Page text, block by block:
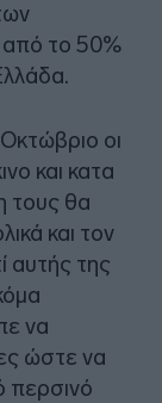
το 50%
οι
και κατα
τους θα
και τον
αυτής της
να
ώστε να
περσινό